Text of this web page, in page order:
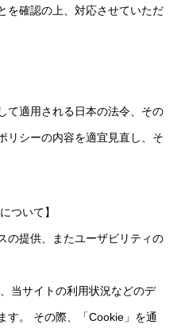
を確認の上、対応させていただ
て適用される日本の法令、その
リシーの内容を適宜見直し、そ
ついて】
の提供、またユーザビリティの
当サイトの利用状況などのデ
す。 その際、「Cookie」を通